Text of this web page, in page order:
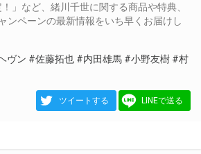
」など、緒川千世に関する商品や特典、
ンペーンの最新情報をいち早くお届けし
ヴン #佐藤拓也 #内田雄馬 #小野友樹 #村
ツイートする LINEで送る